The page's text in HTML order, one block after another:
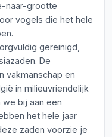
naar-grootte
vogels die het hele
gereinigd,
De
vakmanschap en
in milieuvriendelijk
bij aan een
het hele jaar
zaden voorzie je